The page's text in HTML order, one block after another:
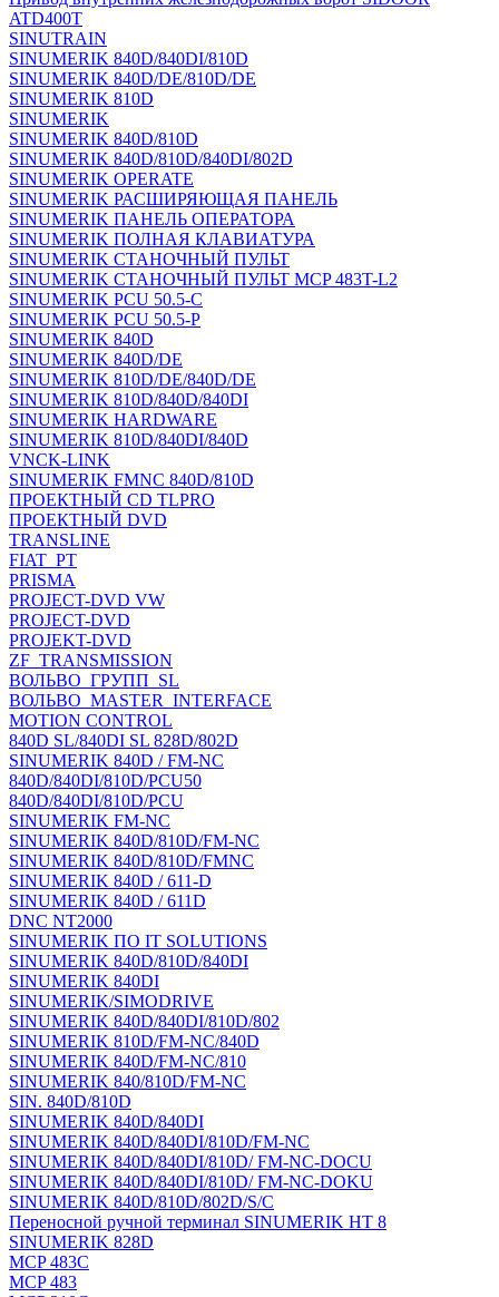
ATD400T
SINUTRAIN
SINUMERIK 840D/840DI/810D
SINUMERIK 840D/DE/810D/DE
SINUMERIK 810D
SINUMERIK
SINUMERIK 840D/810D
SINUMERIK 840D/810D/840DI/802D
SINUMERIK OPERATE
SINUMERIK РАСШИРЯЮЩАЯ ПАНЕЛЬ
SINUMERIK ПАНЕЛЬ ОПЕРАТОРА
SINUMERIK ПОЛНАЯ КЛАВИАТУРА
SINUMERIK СТАНОЧНЫЙ ПУЛЬТ
SINUMERIK СТАНОЧНЫЙ ПУЛЬТ MCP 483T-L2
SINUMERIK PCU 50.5-C
SINUMERIK PCU 50.5-P
SINUMERIK 840D
SINUMERIK 840D/DE
SINUMERIK 810D/DE/840D/DE
SINUMERIK 810D/840D/840DI
SINUMERIK HARDWARE
SINUMERIK 810D/840DI/840D
VNCK-LINK
SINUMERIK FMNC 840D/810D
ПРОЕКТНЫЙ CD TLPRO
ПРОЕКТНЫЙ DVD
TRANSLINE
FIAT_PT
PRISMA
PROJECT-DVD VW
PROJECT-DVD
PROJEKT-DVD
ZF_TRANSMISSION
ВОЛЬВО_ГРУПП_SL
ВОЛЬВО_MASTER_INTERFACE
MOTION CONTROL
840D SL/840DI SL 828D/802D
SINUMERIK 840D / FM-NC
840D/840DI/810D/PCU50
840D/840DI/810D/PCU
SINUMERIK FM-NC
SINUMERIK 840D/810D/FM-NC
SINUMERIK 840D/810D/FMNC
SINUMERIK 840D / 611-D
SINUMERIK 840D / 611D
DNC NT2000
SINUMERIK ПО IT SOLUTIONS
SINUMERIK 840D/810D/840DI
SINUMERIK 840DI
SINUMERIK/SIMODRIVE
SINUMERIK 840D/840DI/810D/802
SINUMERIK 810D/FM-NC/840D
SINUMERIK 840D/FM-NC/810
SINUMERIK 840/810D/FM-NC
SIN. 840D/810D
SINUMERIK 840D/840DI
SINUMERIK 840D/840DI/810D/FM-NC
SINUMERIK 840D/840DI/810D/ FM-NC-DOCU
SINUMERIK 840D/840DI/810D/ FM-NC-DOKU
SINUMERIK 840D/810D/802D/S/C
Переносной ручной терминал SINUMERIK HT 8
SINUMERIK 828D
MCP 483C
MCP 483